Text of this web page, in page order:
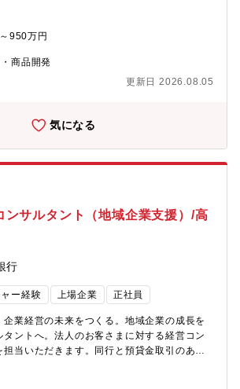
定や実装を担うケースもある）※経験に応じ
民主化ツールの開発等からスタートいただく
約200名）、30代を中心とした風通しの良
です・中途採用も多く、全体の20～30％が中
育休を取る方が多くいます・本募集枠外でも
様々な選択肢があります・経験に応じて、補
プを支援していきます【出社場所詳細】基本
りです。・月曜日、金曜日：芝公園・水曜
ェクト推進【店舗・チャネル戦略】■店舗ネ
■新店舗形態の企画■店舗再編・建替え計画
立案】■顧客データ分析■営業課題の抽出■改善
ーーーーーーーーーー★魅力★■商品企画から
内プロジェクトの推進、現場への展開、効果
す。■地域金融機関の変革をリードできます。
デジタルチャネル、営業プロセスなど、銀行
変革に関わることが可能です。地域のお客さ
化させるかを考える、重要な戦略ポジション
ータを活用したデータドリブンな企画。銀行
データを分析し、新たなサービス企画や営
げます。感覚や経験だけではなく、データに
進する役割となります。■幅広い専門性を活
ョンとなりますので、金融機関の商品企画
進担当、データ分析担当、店舗開発・不動産
方々のご応募をお待ちしています。
950万円
商品開発
更新日 2026.08.05
気になる
ンサルタント（地域企業支援）/高
行
ー経験 上場企業 正社員
業経営の未来をつくる。地域企業の成長を
ントへ。法人のお客さまに対する経営コン
当いただきます。同行と預貸金取引のある
た課題解決を支援いただきます。主な商談相